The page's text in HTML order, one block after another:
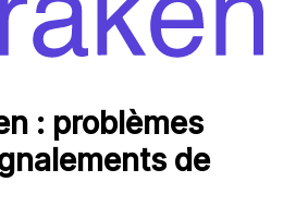
: problèmes
de